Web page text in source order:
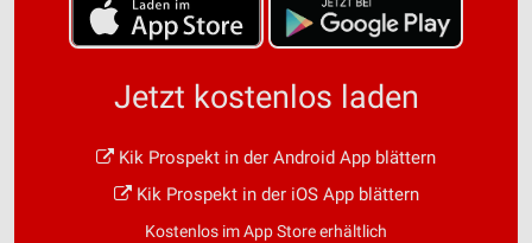
Jetzt kostenlos laden
Kik Prospekt in der Android App blättern
Kik Prospekt in der iOS App blättern
Kostenlos im App Store erhältlich